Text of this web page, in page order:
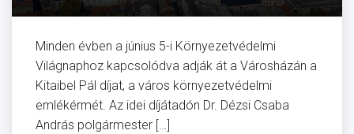
Minden évben a június 5-i Környezetvédelmi
Világnaphoz kapcsolódva adják át a Városházán a
Kitaibel Pál díjat, a város környezetvédelmi
emlékérmét. Az idei díjátadón Dr. Dézsi Csaba
András polgármester […]